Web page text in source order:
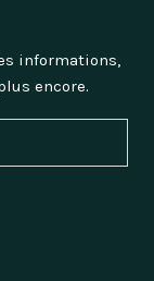
informations,
encore.